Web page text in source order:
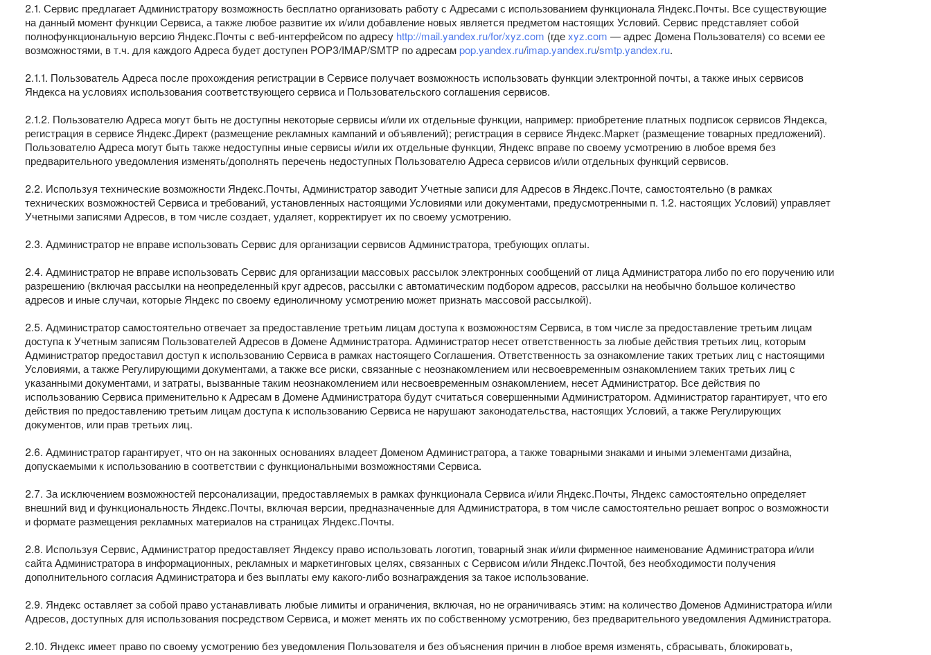
2.1. Сервис предлагает Администратору возможность бесплатно организовать работу с Адресами с использованием функционала Яндекс.Почты. Все существующие
на данный момент функции Сервиса, а также любое развитие их и/или добавление новых является предметом настоящих Условий. Сервис представляет собой
полнофункциональную версию Яндекс.Почты с веб-интерфейсом по адресу http://mail.yandex.ru/for/xyz.com (гдеxyz.com — адрес Домена Пользователя) со всеми ее
возможностями, в т.ч. для каждого Адреса будет доступен POP3/IMAP/SMTP по адресамpop.yandex.ru/imap.yandex.ru/smtp.yandex.ru.
2.1.1. Пользователь Адреса после прохождения регистрации в Сервисе получает возможность использовать функции электронной почты, а также иных сервисов
Яндекса на условиях использования соответствующего сервиса и Пользовательского соглашения сервисов.
2.1.2. Пользователю Адреса могут быть не доступны некоторые сервисы и/или их отдельные функции, например: приобретение платных подписок сервисов Яндекса,
регистрация в сервисе Яндекс.Директ (размещение рекламных кампаний и объявлений); регистрация в сервисе Яндекс.Маркет (размещение товарных предложений).
Пользователю Адреса могут быть также недоступны иные сервисы и/или их отдельные функции, Яндекс вправе по своему усмотрению в любое время без
предварительного уведомления изменять/дополнять перечень недоступных Пользователю Адреса сервисов и/или отдельных функций сервисов.
2.2. Используя технические возможности Яндекс.Почты, Администратор заводит Учетные записи для Адресов в Яндекс.Почте, самостоятельно (в рамках
технических возможностей Сервиса и требований, установленных настоящими Условиями или документами, предусмотренными п. 1.2. настоящих Условий) управляет
Учетными записями Адресов, в том числе создает, удаляет, корректирует их по своему усмотрению.
2.3. Администратор не вправе использовать Сервис для организации сервисов Администратора, требующих оплаты.
2.4. Администратор не вправе использовать Сервис для организации массовых рассылок электронных сообщений от лица Администратора либо по его поручению или
разрешению (включая рассылки на неопределенный круг адресов, рассылки с автоматическим подбором адресов, рассылки на необычно большое количество
адресов и иные случаи, которые Яндекс по своему единоличному усмотрению может признать массовой рассылкой).
2.5. Администратор самостоятельно отвечает за предоставление третьим лицам доступа к возможностям Сервиса, в том числе за предоставление третьим лицам
доступа к Учетным записям Пользователей Адресов в Домене Администратора. Администратор несет ответственность за любые действия третьих лиц, которым
Администратор предоставил доступ к использованию Сервиса в рамках настоящего Соглашения. Ответственность за ознакомление таких третьих лиц с настоящими
Условиями, а также Регулирующими документами, а также все риски, связанные с неознакомлением или несвоевременным ознакомлением таких третьих лиц с
указанными документами, и затраты, вызванные таким неознакомлением или несвоевременным ознакомлением, несет Администратор. Все действия по
использованию Сервиса применительно к Адресам в Домене Администратора будут считаться совершенными Администратором. Администратор гарантирует, что его
действия по предоставлению третьим лицам доступа к использованию Сервиса не нарушают законодательства, настоящих Условий, а также Регулирующих
документов, или прав третьих лиц.
2.6. Администратор гарантирует, что он на законных основаниях владеет Доменом Администратора, а также товарными знаками и иными элементами дизайна,
допускаемыми к использованию в соответствии с функциональными возможностями Сервиса.
2.7. За исключением возможностей персонализации, предоставляемых в рамках функционала Сервиса и/или Яндекс.Почты, Яндекс самостоятельно определяет
внешний вид и функциональность Яндекс.Почты, включая версии, предназначенные для Администратора, в том числе самостоятельно решает вопрос о возможности
и формате размещения рекламных материалов на страницах Яндекс.Почты.
2.8. Используя Сервис, Администратор предоставляет Яндексу право использовать логотип, товарный знак и/или фирменное наименование Администратора и/или
сайта Администратора в информационных, рекламных и маркетинговых целях, связанных с Сервисом и/или Яндекс.Почтой, без необходимости получения
дополнительного согласия Администратора и без выплаты ему какого-либо вознаграждения за такое использование.
2.9. Яндекс оставляет за собой право устанавливать любые лимиты и ограничения, включая, но не ограничиваясь этим: на количество Доменов Администратора и/или
Адресов, доступных для использования посредством Сервиса, и может менять их по собственному усмотрению, без предварительного уведомления Администратора.
2.10. Яндекс имеет право по своему усмотрению без уведомления Пользователя и без объяснения причин в любое время изменять, сбрасывать, блокировать,